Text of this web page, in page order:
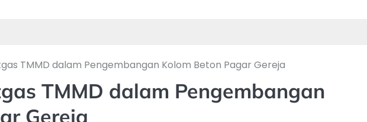
TMMD dalam Pengembangan Kolom Beton Pagar Gereja
TMMD dalam Pengembangan
Gereja